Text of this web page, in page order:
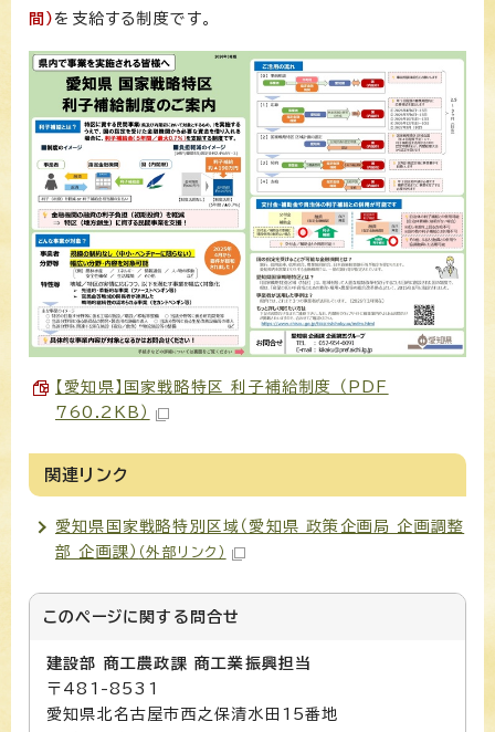
間） を支給する制度です。
【愛知県】国家戦略特区 利子補給制度 （PDF
760.2KB）
関連リンク
愛知県国家戦略特別区域（愛知県 政策企画局 企画調整
部 企画課） （外部リンク）
このページに関する 問合せ
建設部 商工農政課 商工業振興担当
〒481-8531
愛知県北名古屋市西之保清水田15番地